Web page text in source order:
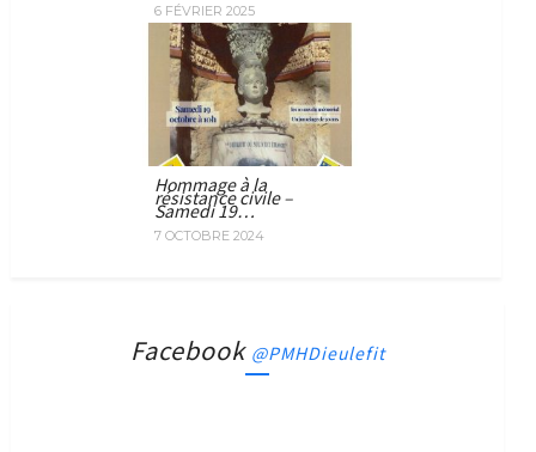
6 FÉVRIER 2025
Hommage à la
résistance civile –
Samedi 19…
7 OCTOBRE 2024
Facebook @PMHDieulefit